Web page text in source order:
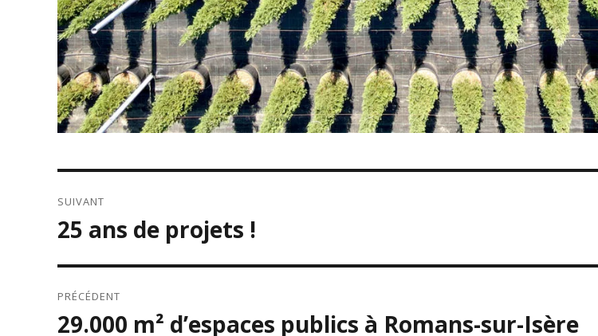
DE
L’ARTICLE
SUIVANT
Publication
suivante :
25 ans de projets !
PRÉCÉDENT
Publication
29.000 m² d’espaces publics à Romans-sur-Isère